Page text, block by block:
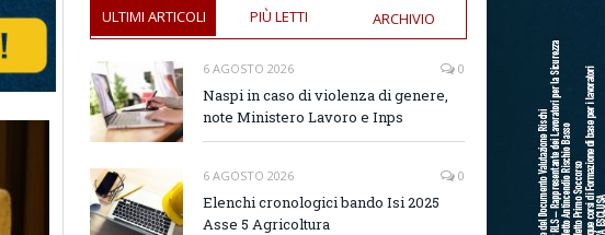
ULTIMI ARTICOLI PIÙ LETTI ARCHIVIO
6 AGOSTO 2026 0
Naspi in caso di violenza di genere,
note Ministero Lavoro e Inps
6 AGOSTO 2026 0
Elenchi cronologici bando Isi 2025
Asse 5 Agricoltura